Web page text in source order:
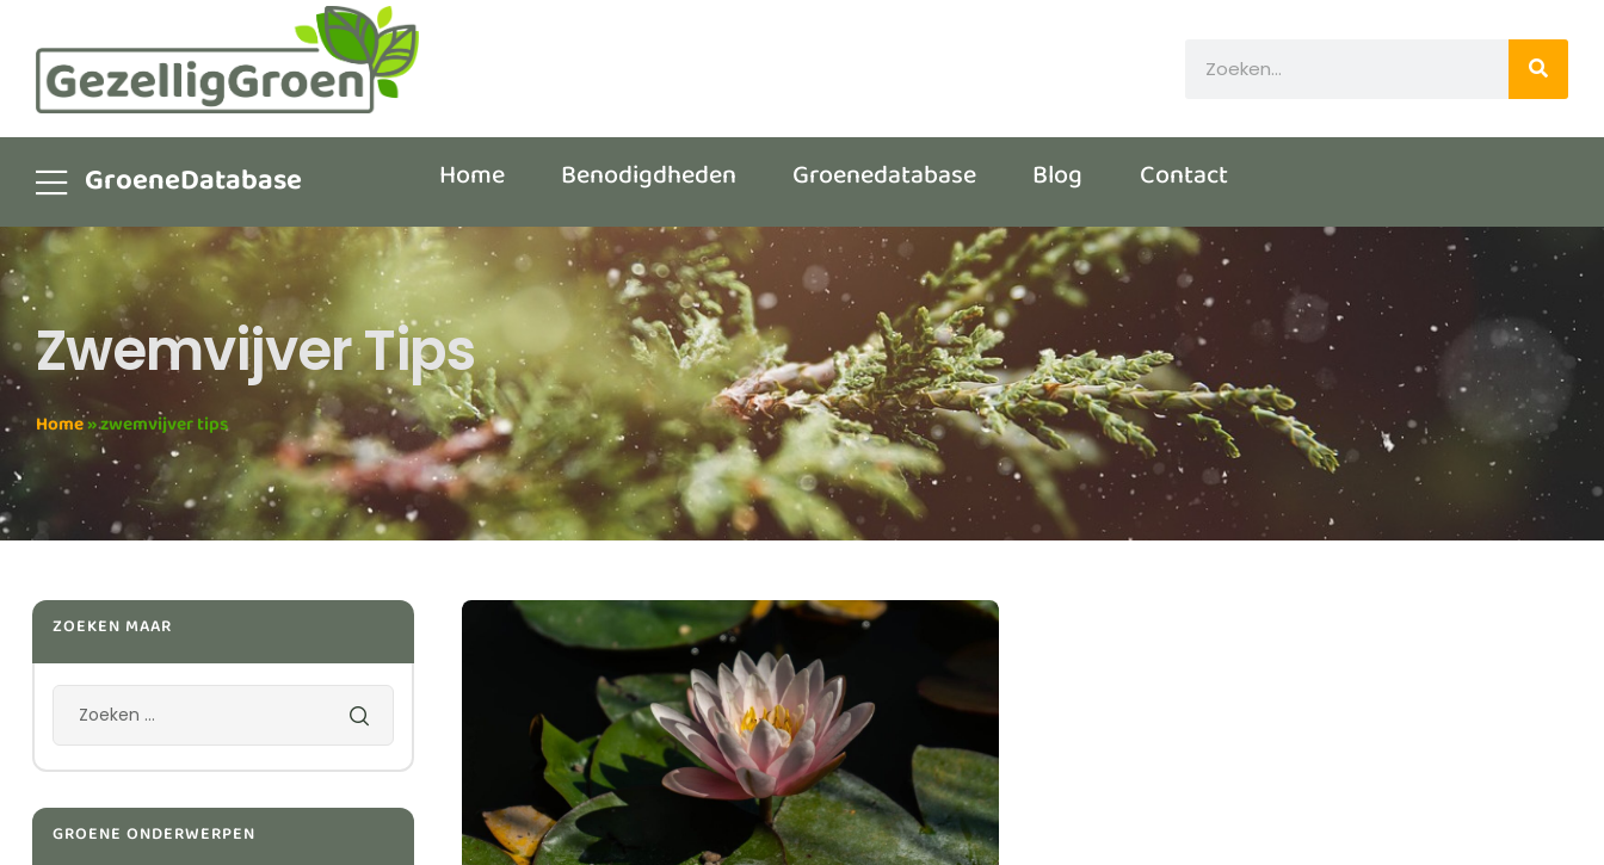
GroeneDatabase Home Benodigdheden Groenedatabase Blog Contact
Zwemvijver Tips
Home»zwemvijver tips
ZOEKEN MAAR
GROENE ONDERWERPEN